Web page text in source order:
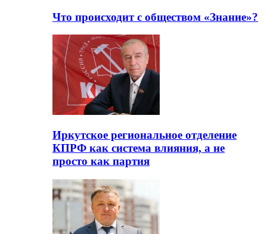
Что происходит с обществом «Знание»?
Иркутское региональное отделение
КПРФ как система влияния, а не
просто как партия